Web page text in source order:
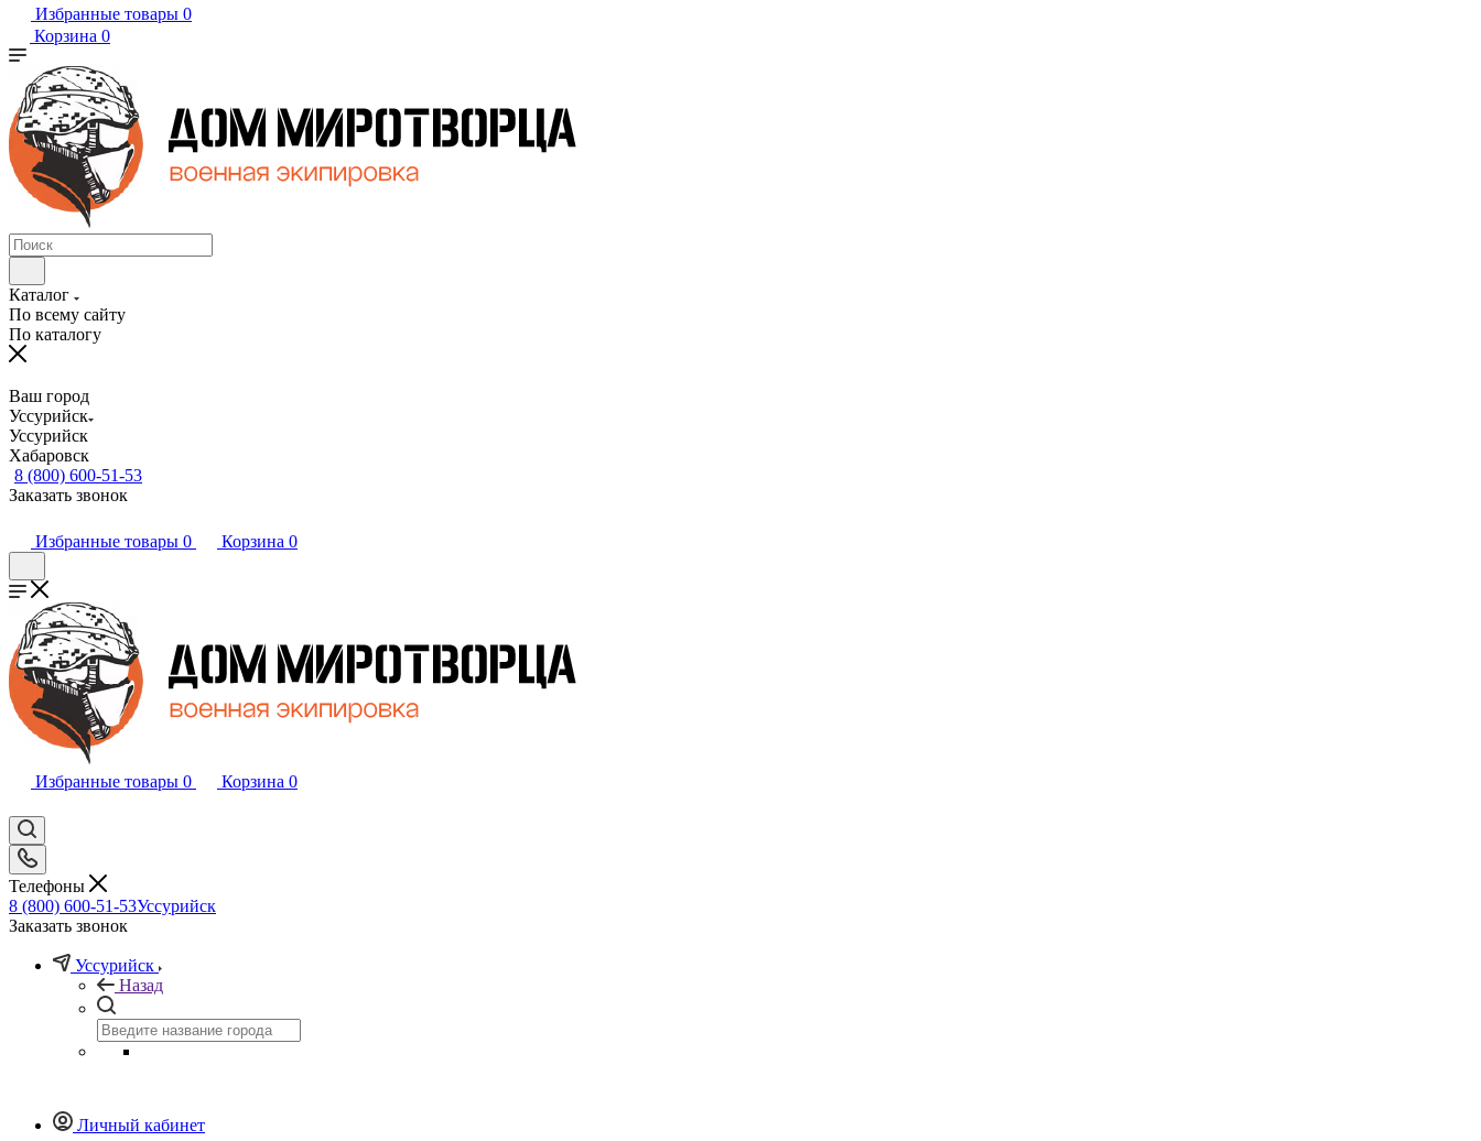
Избранные товары 0
Корзина 0
Каталог
По всему сайту
По каталогу
Ваш город
Уссурийск
Уссурийск
Хабаровск
8 (800) 600-51-53
Заказать звонок
Избранные товары 0 Корзина 0
Избранные товары 0 Корзина 0
Телефоны
8 (800) 600-51-53Уссурийск
Заказать звонок
Уссурийск
Назад
Личный кабинет